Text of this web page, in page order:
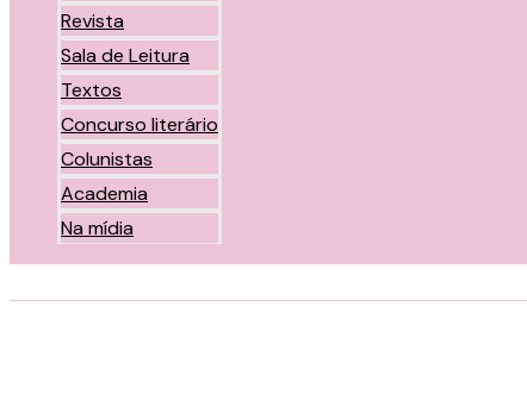
Revista
Sala de Leitura
Textos
Concurso literário
Colunistas
Academia
Na mídia